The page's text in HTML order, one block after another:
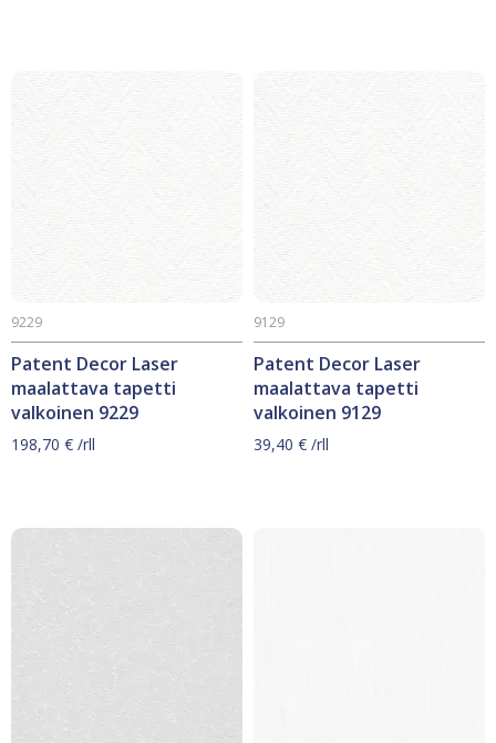
Patent Decor Laser
maalattava tapetti
valkoinen 9229
9229
198,70 € /rll
Patent Decor Laser
maalattava tapetti
valkoinen 9129
9129
39,40 € /rll